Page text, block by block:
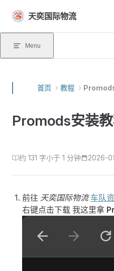
Skip to content
天奕国际物流
Menu
首页 教程
Promods安装
约 131 字小于 1 分钟 2026-
前往 天奕国际物流 车队
右键点击下载 我这里拿